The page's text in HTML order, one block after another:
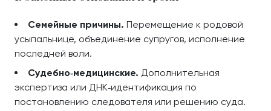
Семейные причины. Перемещение к родовой
усыпальнице, объединение супругов, исполнение
последней воли.
Судебно‑медицинские. Дополнительная
экспертиза или ДНК‑идентификация по
постановлению следователя или решению суда.